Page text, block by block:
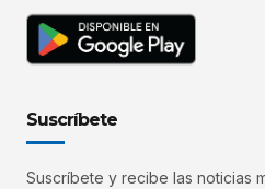
Suscríbete
Suscríbete y recibe las noticias